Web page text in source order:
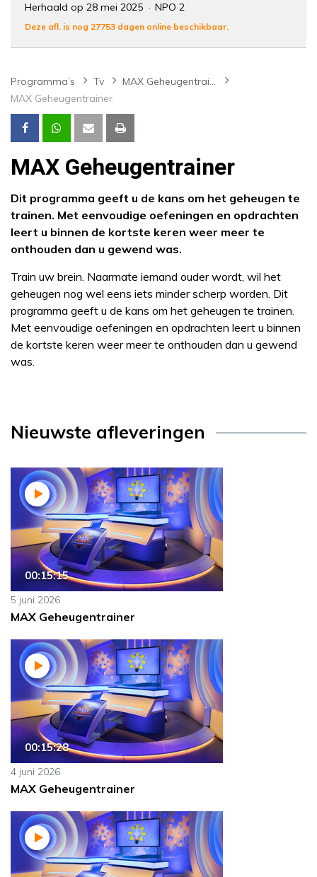
Herhaald op 28 mei 2025
NPO 2
Deze afl. is nog 27753 dagen online beschikbaar.
Programma’s Tv
MAX Geheugentrainer
MAX Geheugentrainer
MAX Geheugentrainer
Dit programma geeft u de kans om het geheugen te
trainen. Met eenvoudige oefeningen en opdrachten
leert u binnen de kortste keren weer meer te
onthouden dan u gewend was.
Train uw brein. Naarmate iemand ouder wordt, wil het
geheugen nog wel eens iets minder scherp worden. Dit
programma geeft u de kans om het geheugen te trainen.
Met eenvoudige oefeningen en opdrachten leert u binnen
de kortste keren weer meer te onthouden dan u gewend
was.
Nieuwste afleveringen
00:15:15
5 juni 2026
MAX Geheugentrainer
00:15:28
4 juni 2026
MAX Geheugentrainer